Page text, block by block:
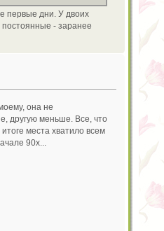
первые дни. У двоих
- заранее
она не
другую меньше. Все, что
места хватило всем
90х...